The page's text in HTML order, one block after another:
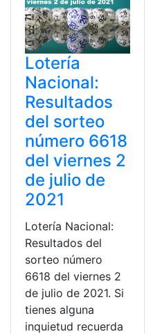
Lotería
Nacional:
Resultados
del sorteo
número 6618
del viernes 2
de julio de
2021
Lotería Nacional:
Resultados del
sorteo número
6618 del viernes 2
de julio de 2021. Si
tienes alguna
inquietud recuerda